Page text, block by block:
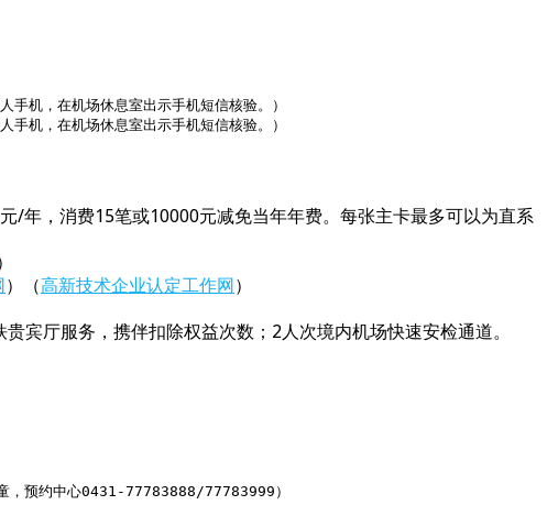
机，在机场休息室出示手机短信核验。）
机，在机场休息室出示手机短信核验。）
/年，消费15笔或10000元减免当年年费。每张主卡最多可以为直系
）（高新技术企业认定工作网）
厅服务，携伴扣除权益次数；2人次境内机场快速安检通道。
，预约中心0431-77783888/77783999）